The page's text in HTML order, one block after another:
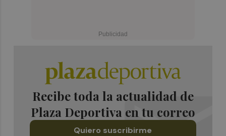
Recibe toda la actualidad de
Plaza Deportiva en tu correo
Quiero suscribirme